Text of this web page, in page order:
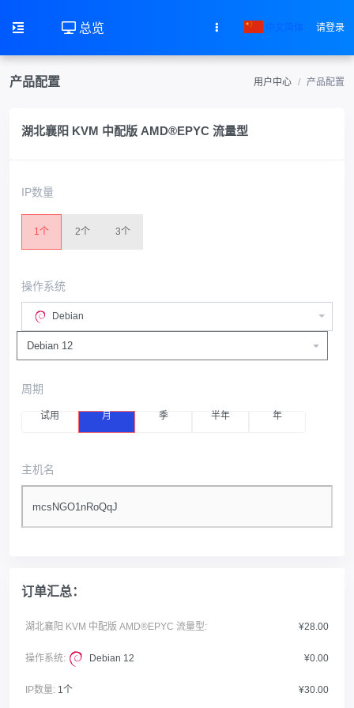
总览 中文简体 请登录
产品配置 用户中心 产品配置
湖北襄阳 KVM 中配版 AMD®EPYC 流量型
IP数量
1个 2个 3个
操作系统
Debian
周期
试用 月 季 半年 年
主机名
订单汇总：
湖北襄阳 KVM 中配版 AMD®EPYC 流量型: ¥28.00
操作系统: Debian 12 ¥0.00
IP数量: 1个 ¥30.00